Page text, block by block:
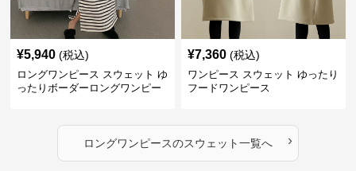
¥5,940 (税込)
ロングワンピース スウェット ゆ
ったりボーダーロングワンピー
¥7,360 (税込)
ワンピース スウェット ゆったり
フードワンピース
ロングワンピースのスウェット一覧へ ›